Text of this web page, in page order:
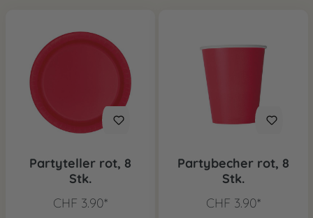
Partyteller rot, 8
Stk.
CHF 3.90*
Partybecher rot, 8
Stk.
CHF 3.90*